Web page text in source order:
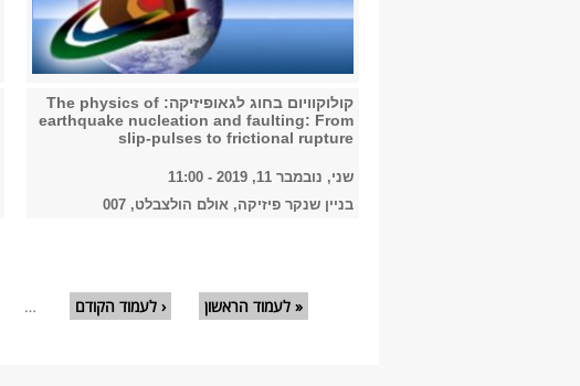
קולוקוויום בחוג לגאופיזיקה: The physics of
earthquake nucleation and faulting: From
slip-pulses to frictional rupture
שני, נובמבר 11, 2019 - 11:00
בניין שנקר פיזיקה, אולם הולצבלט, 007
עמודים« לעמוד הראשון ‹ לעמוד הקודם …